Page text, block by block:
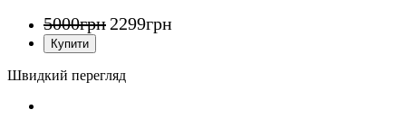
5000грн2299грн
Швидкий перегляд